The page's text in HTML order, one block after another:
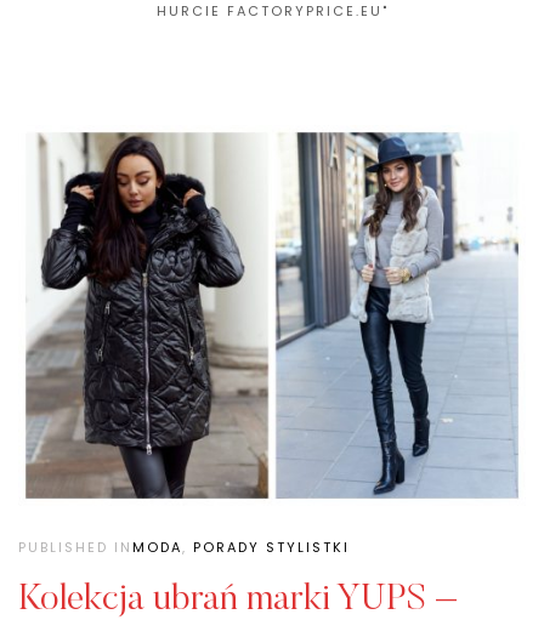
HURCIE FACTORYPRICE.EU"
PUBLISHED INMODA, PORADY STYLISTKI
Kolekcja ubrań marki YUPS –